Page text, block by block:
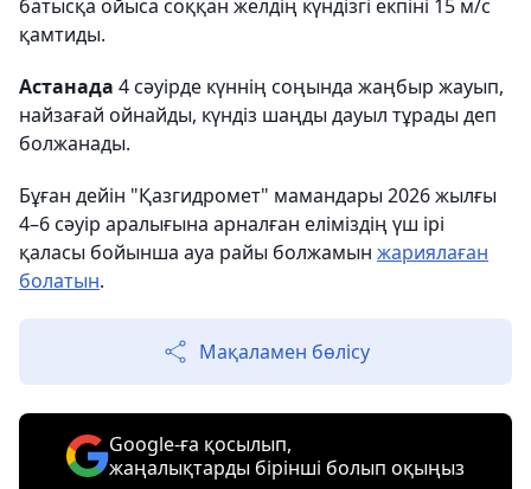
батысқа ойыса соққан желдің күндізгі екпіні 15 м/с
қамтиды.
Астанада 4 сәуірде күннің соңында жаңбыр жауып,
найзағай ойнайды, күндіз шаңды дауыл тұрады деп
болжанады.
Бұған дейін "Қазгидромет" мамандары 2026 жылғы
4–6 сәуір аралығына арналған еліміздің үш ірі
қаласы бойынша ауа райы болжамын жариялаған
болатын.
Мақаламен бөлісу
Google-ға қосылып,
жаңалықтарды бірінші болып оқыңыз